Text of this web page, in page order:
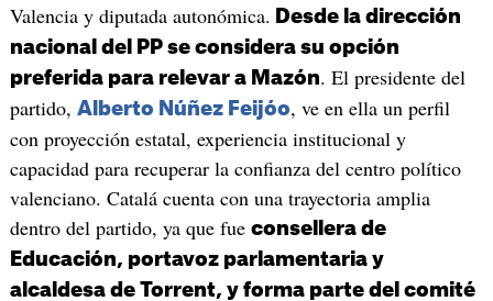
Valencia y diputada autonómica. Desde la dirección
nacional del PP se considera su opción
preferida para relevar a Mazón. El presidente del
partido, Alberto Núñez Feijóo, ve en ella un perfil
con proyección estatal, experiencia institucional y
capacidad para recuperar la confianza del centro político
valenciano. Catalá cuenta con una trayectoria amplia
dentro del partido, ya que fue consellera de
Educación, portavoz parlamentaria y
alcaldesa de Torrent, y forma parte del comité